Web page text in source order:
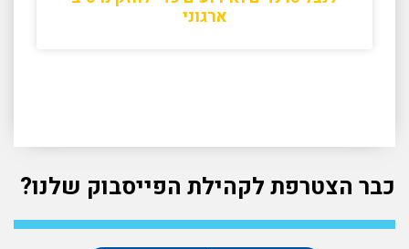
ארגוני
כבר הצטרפת לקהילת הפייסבוק שלנו?